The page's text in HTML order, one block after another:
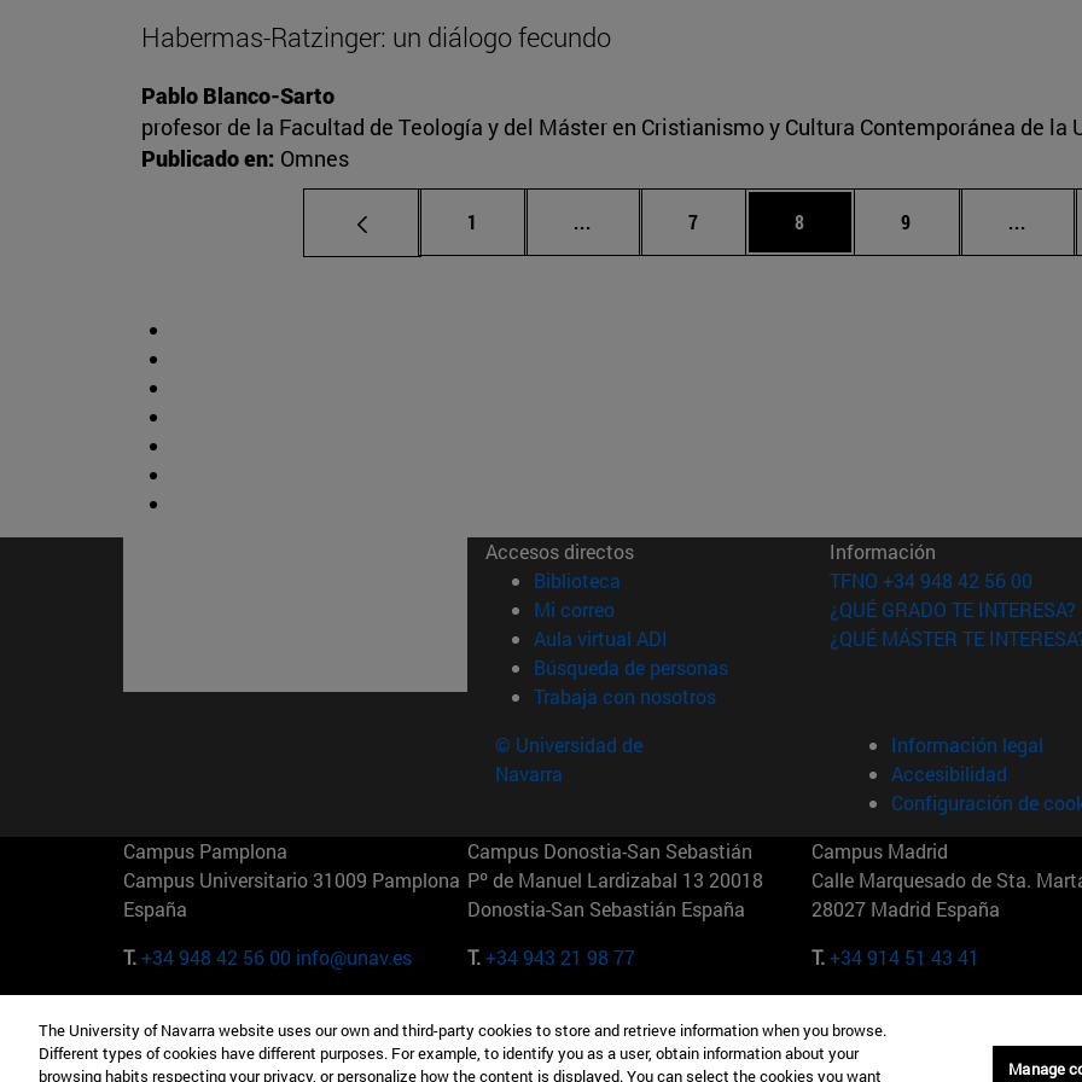
Habermas-Ratzinger: un diálogo fecundo
Pablo Blanco-Sarto
profesor de la Facultad de Teología y del Máster en Cristianismo y Cultura Contemporánea de la
Publicado en: Omnes
Página
1 ... Páginas intermedias Use TAB para desplazarse.
Página
7 Página
8 Página
9 ...
Accesos directos
Biblioteca (abre en nueva ventana)
Mi correo(abre en nueva ventana)
Aula virtual ADI (abre en nueva ventana)
Búsqueda de personas(abre en nueva ventana)
Trabaja con nosotros(abre en nueva ventana)
Información
TFNO +34 948 42 56 00
¿QUÉ GRADO TE INTERESA?
¿QUÉ MÁSTER TE
© Universidad de
Navarra
Información legal
Accesibilidad
Configuración de
Campus Pamplona
Campus Universitario 31009 Pamplona
España
T.+34 948 42 56 00 info@unav.es
Campus Donostia-San Sebastián
Pº de Manuel Lardizabal 13 20018
Donostia-San Sebastián España
T.+34 943 21 98 77
Campus Madrid
Calle Marquesado de Sta.
28027 Madrid España
T.+34 914 51 43 41
Camino del Cerro Águila 3 28023
Madrid España
165 W 57th St 10019-2201 Nueva York
EE.UU
Maria-Theresia-Straße 15 81675
Múnich Alemania
The University of Navarra website uses our own and third-party cookies to store and retrieve information when you browse.
Different types of cookies have different purposes. For example, to identify you as a user, obtain information about your
browsing habits respecting your privacy, or personalize how the content is displayed. You can select the cookies you want
Manage